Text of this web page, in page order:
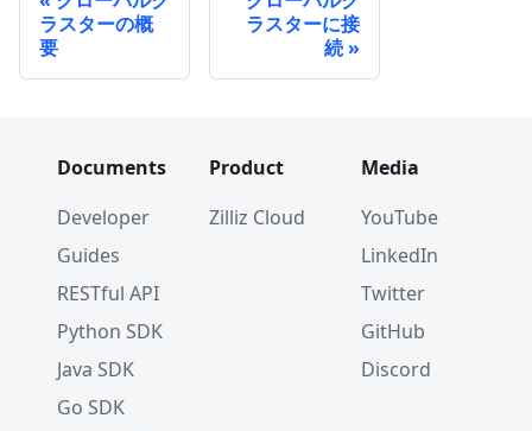
ラスターの概
要
ラスターに接
続
Documents
Developer
Guides
RESTful API
Python SDK
Java SDK
Go SDK
Product
Zilliz Cloud
Media
YouTube
LinkedIn
Twitter
GitHub
Discord